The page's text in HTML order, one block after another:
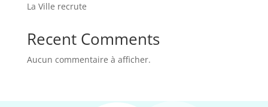
La Ville recrute
Recent Comments
Aucun commentaire à afficher.